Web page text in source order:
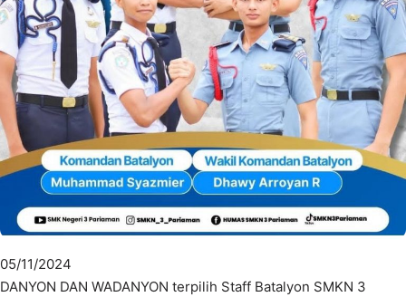
05/11/2024
DANYON DAN WADANYON terpilih Staff Batalyon SMKN 3